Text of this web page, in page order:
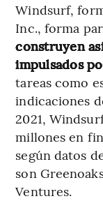
Windsurf,
Inc., forma
construyen
impulsados
tareas como
indicaciones
2021,
millones en
según datos
son
Ventures.